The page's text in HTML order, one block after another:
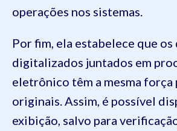
operações nos sistemas.
Por fim, ela estabelece que
digitalizados juntados em
eletrônico têm a mesma força
originais. Assim, é possível
exibição, salvo para